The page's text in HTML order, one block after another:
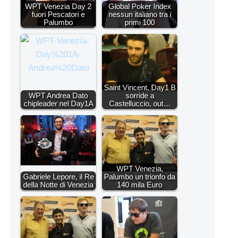
WPT Venezia Day 2
fuori Pescatori e
Palumbo
Global Poker Index
nessun italiano tra i
primi 100
WPT Andrea Dato
chipleader nel Day1A
Saint Vincent, Day1 B
sorride a
Castelluccio, out…
Gabriele Lepore, il Re
della Notte di Venezia
WPT Venezia,
Palumbo un trionfo da
140 mila Euro